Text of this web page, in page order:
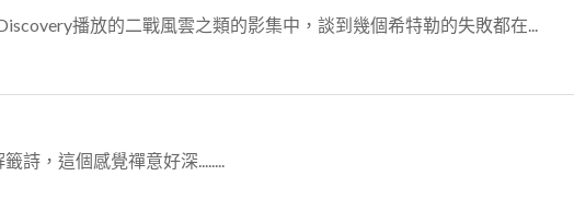
播放的二戰風雲之類的影集中，談到幾個希特勒的失敗都在...
詩，這個感覺禪意好深........